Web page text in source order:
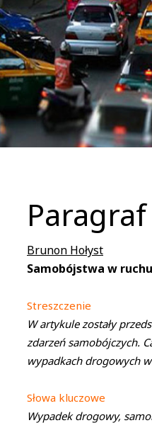
Brunon Hołyst
Samobójstwa w
Streszczenie
W artykule zostały
zdarzeń samobójczych.
wypadkach drogowych
Słowa kluczowe
Wypadek drogowy,